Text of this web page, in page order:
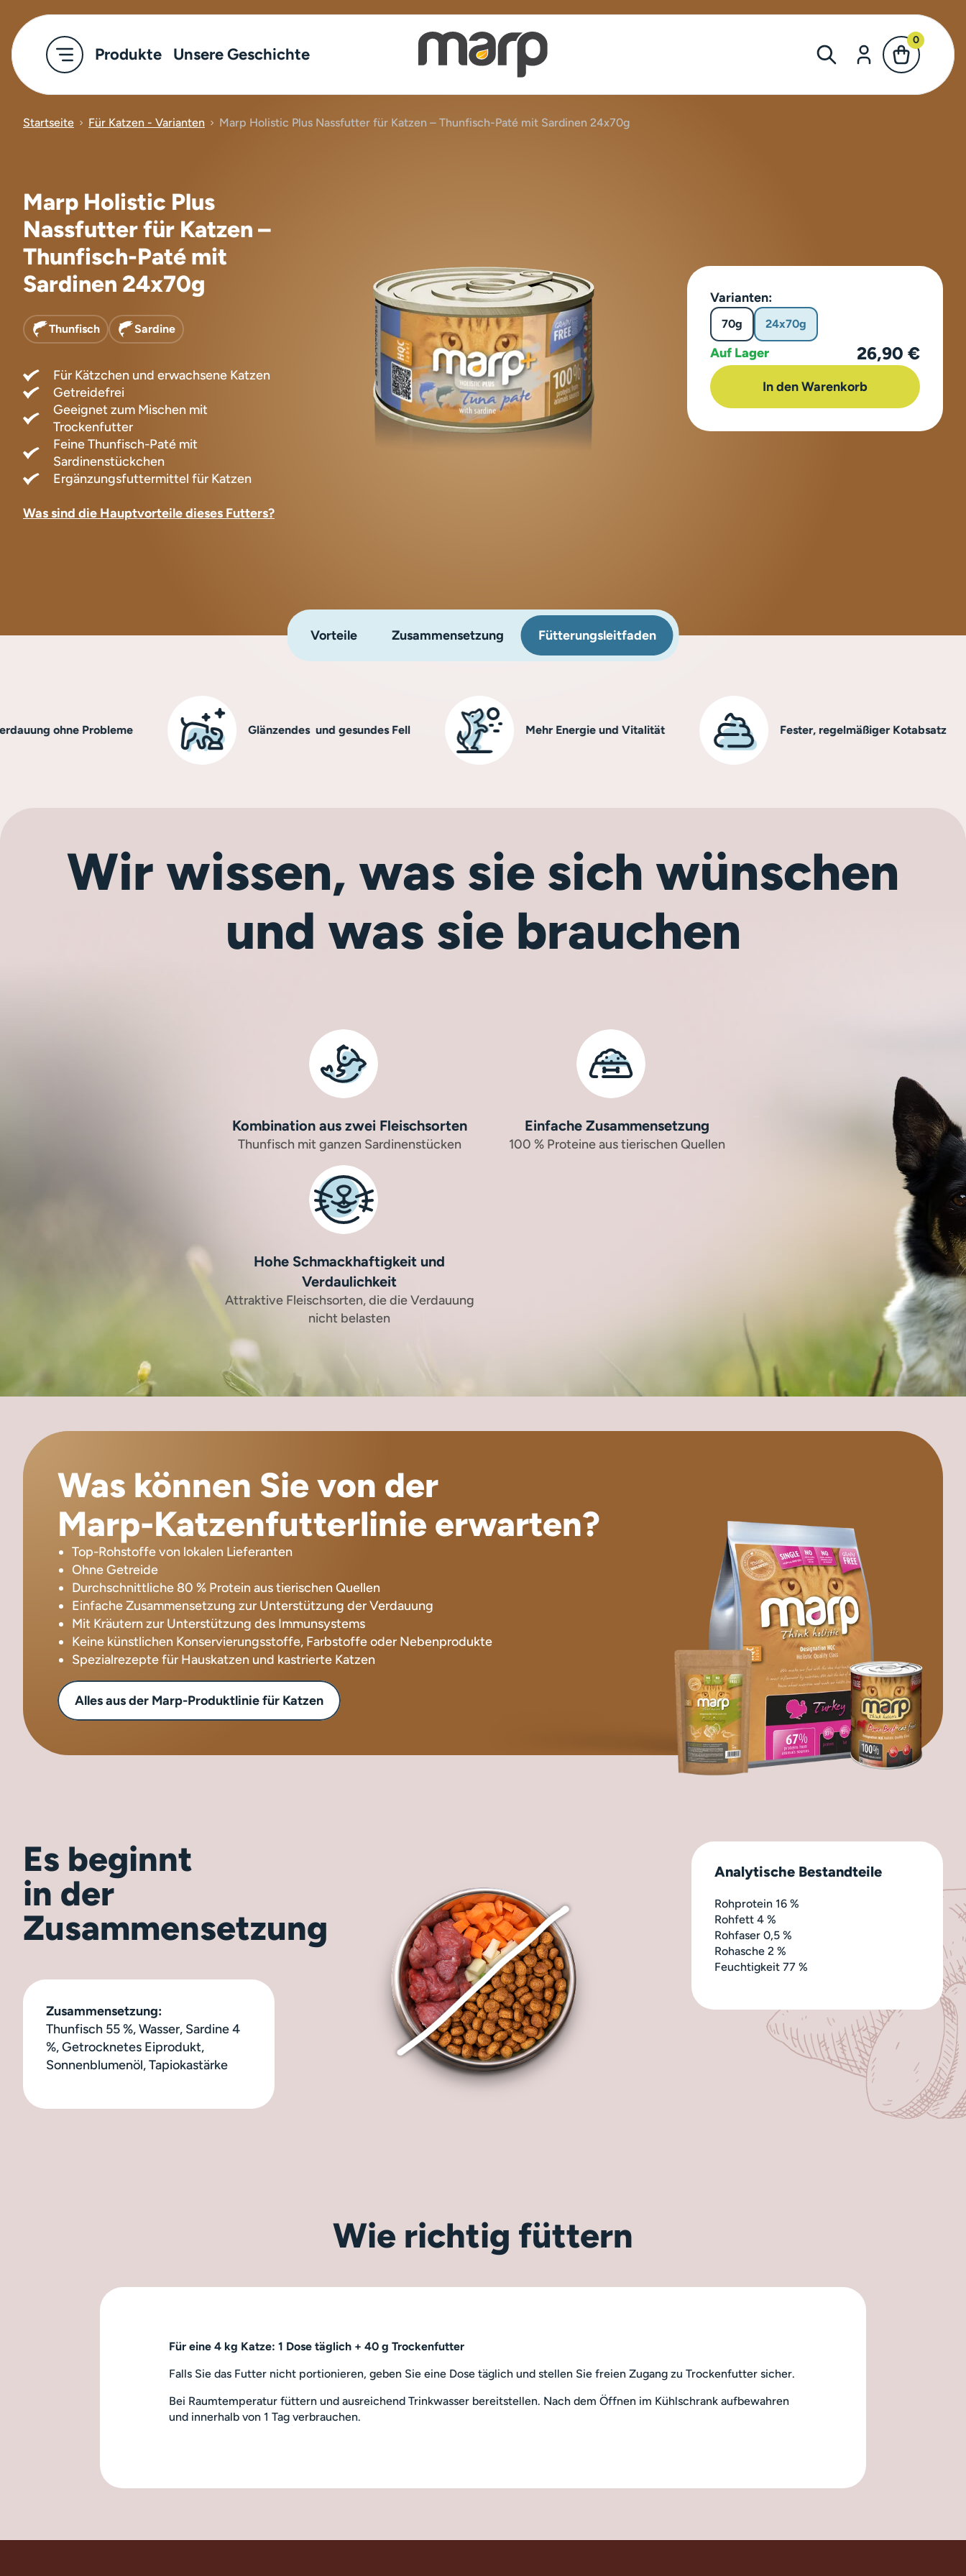
Produkte Unsere Geschichte
0
Startseite Für Katzen - Varianten Marp Holistic Plus Nassfutter für Katzen – Thunfisch-Paté mit Sardinen 24x70g
Marp Holistic Plus
Nassfutter für Katzen –
Thunfisch-Paté mit
Sardinen 24x70g
Thunfisch Sardine
Für Kätzchen und erwachsene Katzen
Getreidefrei
Geeignet zum Mischen mit
Trockenfutter
Feine Thunfisch-Paté mit
Sardinenstückchen
Ergänzungsfuttermittel für Katzen
Was sind die Hauptvorteile dieses Futters?
Varianten:
70g 24x70g
Auf Lager 26,90 €
In den Warenkorb
Vorteile Zusammensetzung Fütterungsleitfaden
ohne Probleme Glänzendes und gesundes Fell Mehr Energie und Vitalität Fester, regelmäßiger Kotabsatz
Wir wissen, was sie sich wünschen
und was sie brauchen
Kombination aus zwei Fleischsorten
Thunfisch mit ganzen Sardinenstücken
Einfache Zusammensetzung
100 % Proteine aus tierischen Quellen
Hohe Schmackhaftigkeit und
Verdaulichkeit
Attraktive Fleischsorten, die die Verdauung
nicht belasten
Was können Sie von der
Marp-Katzenfutterlinie erwarten?
Top-Rohstoffe von lokalen Lieferanten
Ohne Getreide
Durchschnittliche 80 % Protein aus tierischen Quellen
Einfache Zusammensetzung zur Unterstützung der Verdauung
Mit Kräutern zur Unterstützung des Immunsystems
Keine künstlichen Konservierungsstoffe, Farbstoffe oder Nebenprodukte
Spezialrezepte für Hauskatzen und kastrierte Katzen
Alles aus der Marp-Produktlinie für Katzen
Es beginnt
in der
Zusammensetzung
Zusammensetzung:
Thunfisch 55 %, Wasser, Sardine 4
%, Getrocknetes Eiprodukt,
Sonnenblumenöl, Tapiokastärke
Analytische Bestandteile
Rohprotein 16 %
Rohfett 4 %
Rohfaser 0,5 %
Rohasche 2 %
Feuchtigkeit 77 %
Wie richtig füttern
Für eine 4 kg Katze: 1 Dose täglich + 40 g Trockenfutter
Falls Sie das Futter nicht portionieren, geben Sie eine Dose täglich und stellen Sie freien Zugang zu Trockenfutter sicher.
Bei Raumtemperatur füttern und ausreichend Trinkwasser bereitstellen. Nach dem Öffnen im Kühlschrank aufbewahren
und innerhalb von 1 Tag verbrauchen.